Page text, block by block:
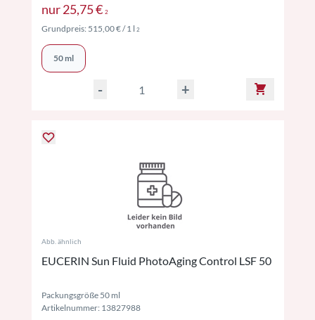
nur25,75 € 2Preise inkl. MwSt. ggf. zzgl. Versand
Grundpreis: 515,00 €/ 1 l 2Preise inkl. MwSt. ggf. zzgl. Versand
50 ml
- +
Abb. ähnlich
EUCERIN Sun Fluid PhotoAging Control LSF 50
Packungsgröße 50 ml
Artikelnummer: 13827988